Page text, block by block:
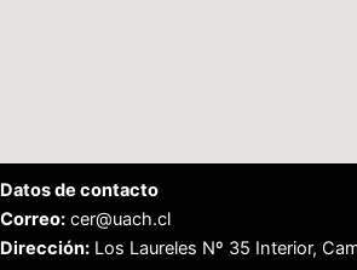
Datos de contacto
Correo: cer@uach.cl
Dirección: Los Laureles Nº 35 Interior,